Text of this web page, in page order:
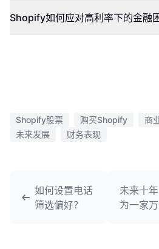
Shopify如何应对高利率下的金融
Shopify股票 购买Shopify 商
未来发展
财务表现
如何设置电话
筛选偏好？
未来十
为一家